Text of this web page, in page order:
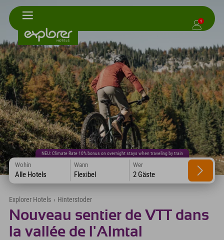
1
NEU: Climate Rate 10% bonus on overnight stays when traveling by train
Wohin
Alle Hotels
Wann
Flexibel
Wer
2 Gäste
Explorer Hotels › Hinterstoder
Nouveau sentier de VTT dans
la vallée de l'Almtal